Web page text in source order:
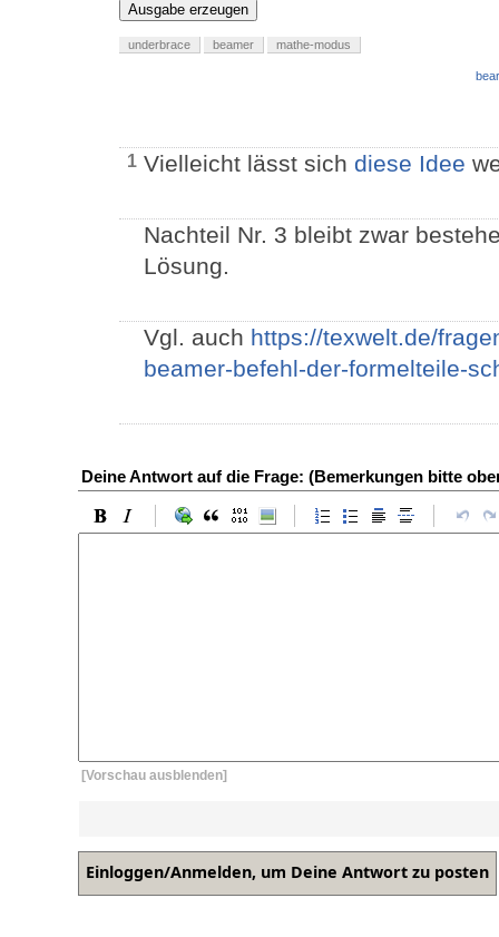
Ausgabe erzeugen
underbrace beamer mathe-modus
1 Vielleicht lässt sich diese Idee
Nachteil Nr. 3 bleibt zwar
Lösung.
Vgl. auch https://texwelt.de/
beamer-befehl-der-formelteile-
Deine Antwort auf die Frage: (Bemerkungen bitte
[Vorschau ausblenden]